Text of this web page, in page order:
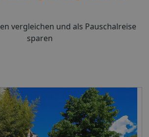
vergleichen und als Pauschalreise
sparen